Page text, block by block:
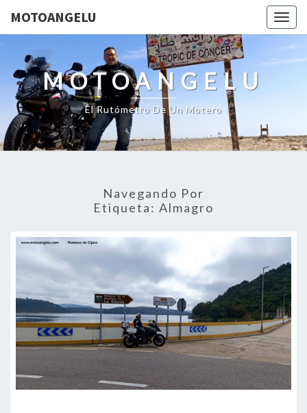
MOTOANGELU
MOTOANGELU
El Rutómetro De Un Motero
Navegando Por
Etiqueta: Almagro